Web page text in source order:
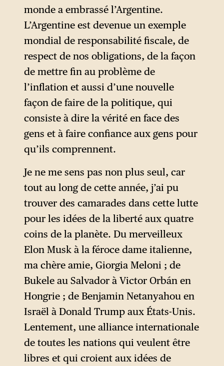
monde a embrassé l’Argentine.
L’Argentine est devenue un exemple
mondial de responsabilité fiscale, de
respect de nos obligations, de la façon
de mettre fin au problème de
l’inflation et aussi d’une nouvelle
façon de faire de la politique, qui
consiste à dire la vérité en face des
gens et à faire confiance aux gens pour
qu’ils comprennent.
Je ne me sens pas non plus seul, car
tout au long de cette année, j’ai pu
trouver des camarades dans cette lutte
pour les idées de la liberté aux quatre
coins de la planète. Du merveilleux
Elon Musk à la féroce dame italienne,
ma chère amie, Giorgia Meloni ; de
Bukele au Salvador à Victor Orbán en
Hongrie ; de Benjamin Netanyahou en
Israël à Donald Trump aux États-Unis.
Lentement, une alliance internationale
de toutes les nations qui veulent être
libres et qui croient aux idées de